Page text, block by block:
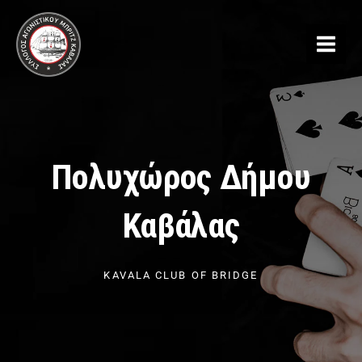
Μετάβαση
στο
περιεχόμενο
Πολυχώρος Δήμου
Καβάλας​
KAVALA CLUB OF BRIDGE